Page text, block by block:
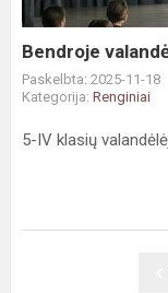
Bendroje
Paskelbta: 2025-11-18
Kategorija: Renginiai
5-IV klasių